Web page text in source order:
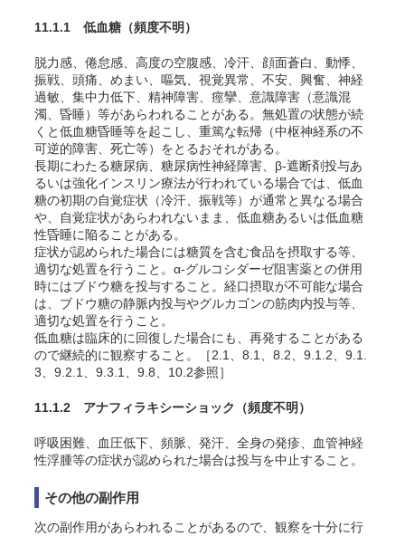
11.1.1 低血糖 （頻度不明）
脱力感、倦怠感、高度の空腹感、冷汗、顔面蒼白、動悸、
振戦、頭痛、めまい、嘔気、視覚異常、不安、興奮、神経
過敏、集中力低下、精神障害、痙攣、意識障害（意識混
濁、昏睡）等があらわれることがある。無処置の状態が続
くと低血糖昏睡等を起こし、重篤な転帰（中枢神経系の不
可逆的障害、死亡等）をとるおそれがある。
長期にわたる糖尿病、糖尿病性神経障害、β-遮断剤投与あ
るいは強化インスリン療法が行われている場合では、低血
糖の初期の自覚症状（冷汗、振戦等）が通常と異なる場合
や、自覚症状があらわれないまま、低血糖あるいは低血糖
性昏睡に陥ることがある。
症状が認められた場合には糖質を含む食品を摂取する等、
適切な処置を行うこと。α-グルコシダーゼ阻害薬との併用
時にはブドウ糖を投与すること。経口摂取が不可能な場合
は、ブドウ糖の静脈内投与やグルカゴンの筋肉内投与等、
適切な処置を行うこと。
低血糖は臨床的に回復した場合にも、再発することがある
ので継続的に観察すること。［2.1、8.1、8.2、9.1.2、9.1.
3、9.2.1、9.3.1、9.8、10.2参照］
11.1.2 アナフィラキシーショック （頻度不明）
呼吸困難、血圧低下、頻脈、発汗、全身の発疹、血管神経
性浮腫等の症状が認められた場合は投与を中止すること。
その他の副作用
次の副作用があらわれることがあるので、観察を十分に行